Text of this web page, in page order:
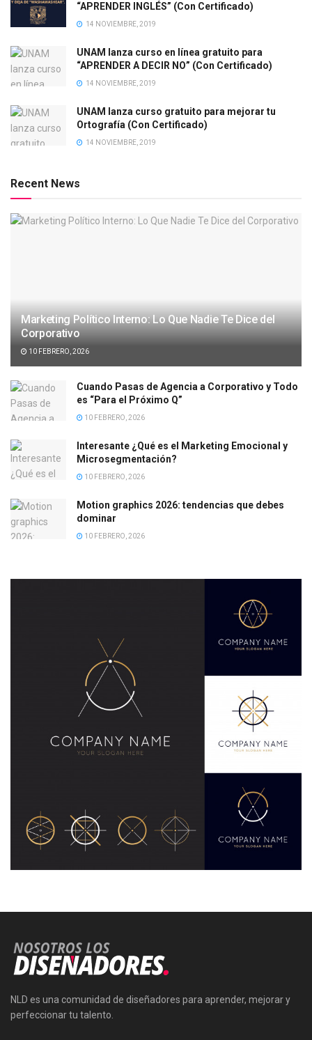
“APRENDER INGLÉS” (Con Certificado)
14 NOVIEMBRE, 2019
UNAM lanza curso en línea gratuito para
“APRENDER A DECIR NO” (Con Certificado)
14 NOVIEMBRE, 2019
UNAM lanza curso gratuito para mejorar tu
Ortografía (Con Certificado)
14 NOVIEMBRE, 2019
Recent News
Marketing Político Interno: Lo Que Nadie Te Dice del
Corporativo
10 FEBRERO, 2026
Cuando Pasas de Agencia a Corporativo y Todo
es “Para el Próximo Q”
10 FEBRERO, 2026
Interesante ¿Qué es el Marketing Emocional y
Microsegmentación?
10 FEBRERO, 2026
Motion graphics 2026: tendencias que debes
dominar
10 FEBRERO, 2026
NLD es una comunidad de diseñadores para aprender, mejorar y
perfeccionar tu talento.